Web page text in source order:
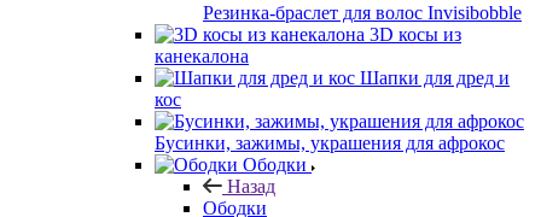
Резинка-браслет для волос Invisibobble
3D косы из
канекалона
Шапки для дред и
кос
Бусинки, зажимы, украшения для афрокос
Ободки
Назад
Ободки